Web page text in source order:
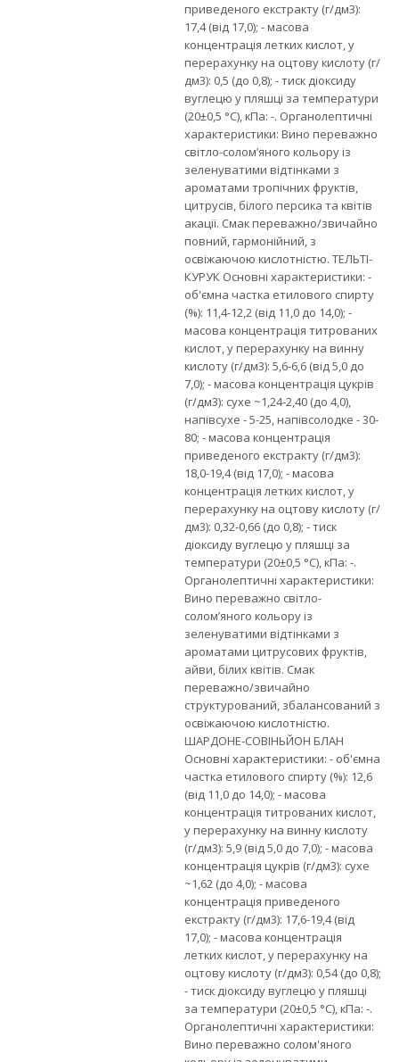
приведеного екстракту (г/дм3):
17,4 (від 17,0); - масова
концентрація летких кислот, у
перерахунку на оцтову кислоту (г/
дм3): 0,5 (до 0,8); - тиск діоксиду
вуглецю у пляшці за температури
(20±0,5 °С), кПа: -. Органолептичні
характеристики: Вино переважно
світло-солом’яного кольору із
зеленуватими відтінками з
ароматами тропічних фруктів,
цитрусів, білого персика та квітів
акації. Смак переважно/звичайно
повний, гармонійний, з
освіжаючою кислотністю. ТЕЛЬТІ-
КУРУК Основні характеристики: -
об'ємна частка етилового спирту
(%): 11,4-12,2 (від 11,0 до 14,0); -
масова концентрація титрованих
кислот, у перерахунку на винну
кислоту (г/дм3): 5,6-6,6 (від 5,0 до
7,0); - масова концентрація цукрів
(г/дм3): сухе ~1,24-2,40 (до 4,0),
напівсухе - 5-25, напівсолодке - 30-
80; - масова концентрація
приведеного екстракту (г/дм3):
18,0-19,4 (від 17,0); - масова
концентрація летких кислот, у
перерахунку на оцтову кислоту (г/
дм3): 0,32-0,66 (до 0,8); - тиск
діоксиду вуглецю у пляшці за
температури (20±0,5 °С), кПа: -.
Органолептичні характеристики:
Вино переважно світло-
солом’яного кольору із
зеленуватими відтінками з
ароматами цитрусових фруктів,
айви, білих квітів. Смак
переважно/звичайно
структурований, збалансований з
освіжаючою кислотністю.
ШАРДОНЕ-СОВІНЬЙОН БЛАН
Основні характеристики: - об'ємна
частка етилового спирту (%): 12,6
(від 11,0 до 14,0); - масова
концентрація титрованих кислот,
у перерахунку на винну кислоту
(г/дм3): 5,9 (від 5,0 до 7,0); - масова
концентрація цукрів (г/дм3): сухе
~1,62 (до 4,0); - масова
концентрація приведеного
екстракту (г/дм3): 17,6-19,4 (від
17,0); - масова концентрація
летких кислот, у перерахунку на
оцтову кислоту (г/дм3): 0,54 (до 0,8);
- тиск діоксиду вуглецю у пляшці
за температури (20±0,5 °С), кПа: -.
Органолептичні характеристики:
Вино переважно солом'яного